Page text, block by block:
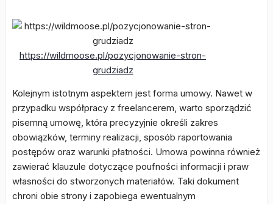
https://wildmoose.pl/pozycjonowanie-stron-
grudziadz
Kolejnym istotnym aspektem jest forma umowy. Nawet w
przypadku współpracy z freelancerem, warto sporządzić
pisemną umowę, która precyzyjnie określi zakres
obowiązków, terminy realizacji, sposób raportowania
postępów oraz warunki płatności. Umowa powinna również
zawierać klauzule dotyczące poufności informacji i praw
własności do stworzonych materiałów. Taki dokument
chroni obie strony i zapobiega ewentualnym